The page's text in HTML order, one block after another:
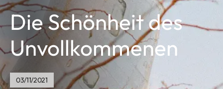
Die Schönheit des
Unvollkommenen
03/11/2021